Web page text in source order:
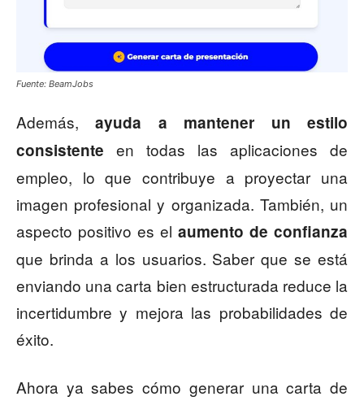
Fuente: BeamJobs
Además,ayuda a mantener un estilo
consistente en todas las aplicaciones de
empleo, lo que contribuye a proyectar una
imagen profesional y organizada. También, un
aspecto positivo es el aumento de confianza
que brinda a los usuarios. Saber que se está
enviando una carta bien estructurada reduce la
incertidumbre y mejora las probabilidades de
éxito.
Ahora ya sabes cómo generar una carta de